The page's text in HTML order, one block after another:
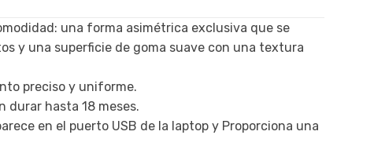
+
4
una forma asimétrica exclusiva que se
y una superficie de goma suave con una textura
preciso y uniforme.
durar hasta 18 meses.
en el puerto USB de la laptop y Proporciona una